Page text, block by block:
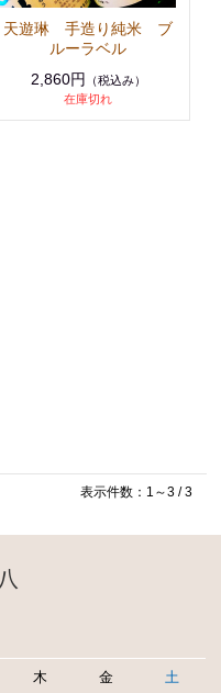
天遊琳 手造り純米 ブ
ルーラベル
2,860円
（税込み）
在庫切れ
表示件数：1～3 / 3
木 金 土